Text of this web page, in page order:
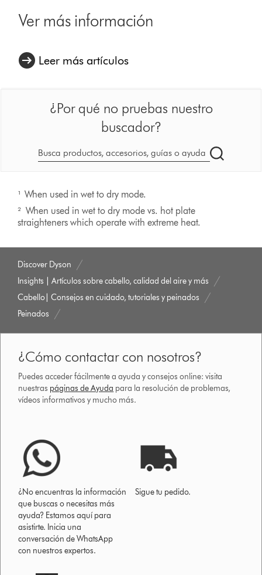
Ver más información
Leer más artículos
¿Por qué no pruebas nuestro
buscador?
Buscar
¹ When used in wet to dry mode.
² When used in wet to dry mode vs. hot plate
straighteners which operate with extreme heat.
Discover Dyson
Insights | Artículos sobre cabello, calidad del aire y más
Cabello| Consejos en cuidado, tutoriales y peinados
Peinados
¿Cómo contactar con nosotros?
Puedes acceder fácilmente a ayuda y consejos online: visita
nuestras páginas de Ayuda para la resolución de problemas,
vídeos informativos y mucho más.
¿No encuentras la información
que buscas o necesitas más
ayuda? Estamos aquí para
asistirte. Inicia una
conversación de WhatsApp
con nuestros expertos.
Sigue tu pedido.